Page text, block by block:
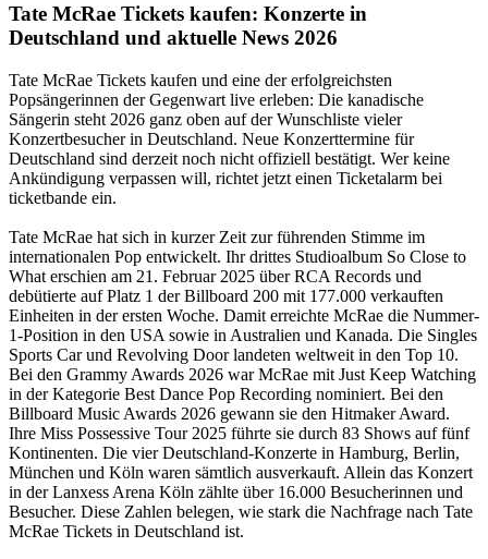
Tate McRae Tickets kaufen: Konzerte in
Deutschland und aktuelle News 2026
Tate McRae Tickets kaufen und eine der erfolgreichsten
Popsängerinnen der Gegenwart live erleben: Die kanadische
Sängerin steht 2026 ganz oben auf der Wunschliste vieler
Konzertbesucher in Deutschland. Neue Konzerttermine für
Deutschland sind derzeit noch nicht offiziell bestätigt. Wer keine
Ankündigung verpassen will, richtet jetzt einen Ticketalarm bei
ticketbande ein.
Tate McRae hat sich in kurzer Zeit zur führenden Stimme im
internationalen Pop entwickelt. Ihr drittes Studioalbum So Close to
What erschien am 21. Februar 2025 über RCA Records und
debütierte auf Platz 1 der Billboard 200 mit 177.000 verkauften
Einheiten in der ersten Woche. Damit erreichte McRae die Nummer-
1-Position in den USA sowie in Australien und Kanada. Die Singles
Sports Car und Revolving Door landeten weltweit in den Top 10.
Bei den Grammy Awards 2026 war McRae mit Just Keep Watching
in der Kategorie Best Dance Pop Recording nominiert. Bei den
Billboard Music Awards 2026 gewann sie den Hitmaker Award.
Ihre Miss Possessive Tour 2025 führte sie durch 83 Shows auf fünf
Kontinenten. Die vier Deutschland-Konzerte in Hamburg, Berlin,
München und Köln waren sämtlich ausverkauft. Allein das Konzert
in der Lanxess Arena Köln zählte über 16.000 Besucherinnen und
Besucher. Diese Zahlen belegen, wie stark die Nachfrage nach Tate
McRae Tickets in Deutschland ist.